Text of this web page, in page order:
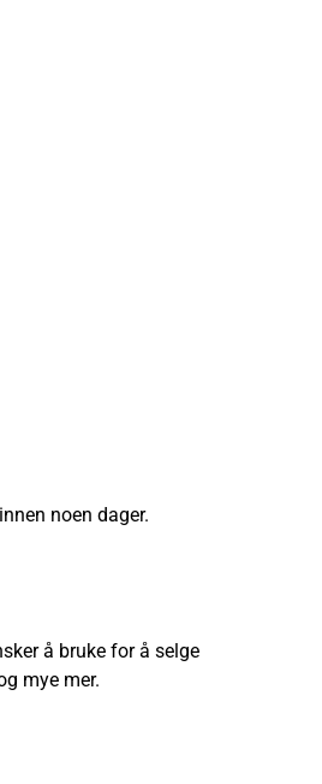
noen dager.
å bruke for å selge
mye mer.